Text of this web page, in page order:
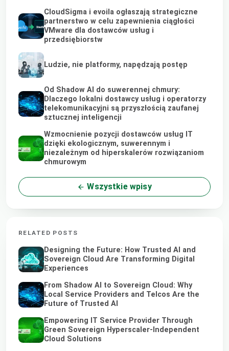
CloudSigma i evoila ogłaszają strategiczne
partnerstwo w celu zapewnienia ciągłości
VMware dla dostawców usług i
przedsiębiorstw
Ludzie, nie platformy, napędzają postęp
Od Shadow AI do suwerennej chmury:
Dlaczego lokalni dostawcy usług i operatorzy
telekomunikacyjni są przyszłością zaufanej
sztucznej inteligencji
Wzmocnienie pozycji dostawców usług IT
dzięki ekologicznym, suwerennym i
niezależnym od hiperskalerów rozwiązaniom
chmurowym
Wszystkie wpisy
RELATED POSTS
Designing the Future: How Trusted AI and
Sovereign Cloud Are Transforming Digital
Experiences
From Shadow AI to Sovereign Cloud: Why
Local Service Providers and Telcos Are the
Future of Trusted AI
Empowering IT Service Provider Through
Green Sovereign Hyperscaler-Independent
Cloud Solutions